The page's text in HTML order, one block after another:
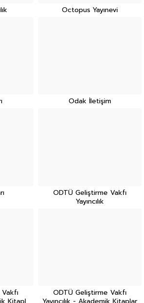
Octopus Yayınevi
Odak İletişim
ODTÜ Geliştirme Vakfı
Yayıncılık
ODTÜ Geliştirme Vakfı